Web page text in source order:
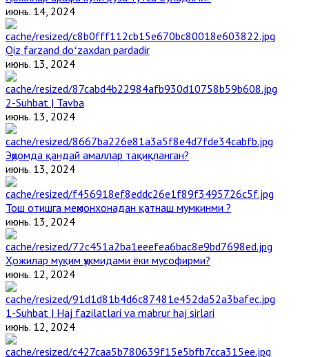
июнь. 14, 2024
Qiz farzand doʻzaxdan pardadir
июнь. 13, 2024
2-Suhbat | Tavba
июнь. 13, 2024
Эҳромда қандай амаллар тақиқланган?
июнь. 13, 2024
Тош отишга меҳмонхонадан қатнаш мумкинми ?
июнь. 13, 2024
Ҳожилар муқим ҳукмидами ёки мусофирми?
июнь. 12, 2024
1-Suhbat | Haj fazilatlari va mabrur haj sirlari
июнь. 12, 2024